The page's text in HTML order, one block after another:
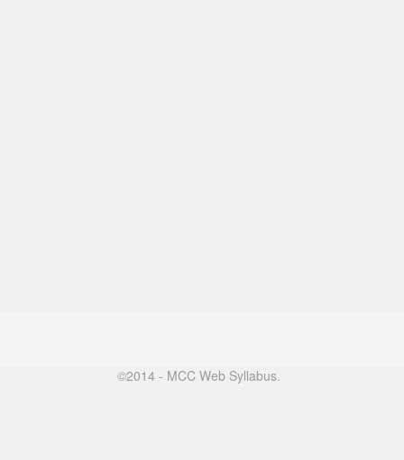
©2014 - MCC Web Syllabus.